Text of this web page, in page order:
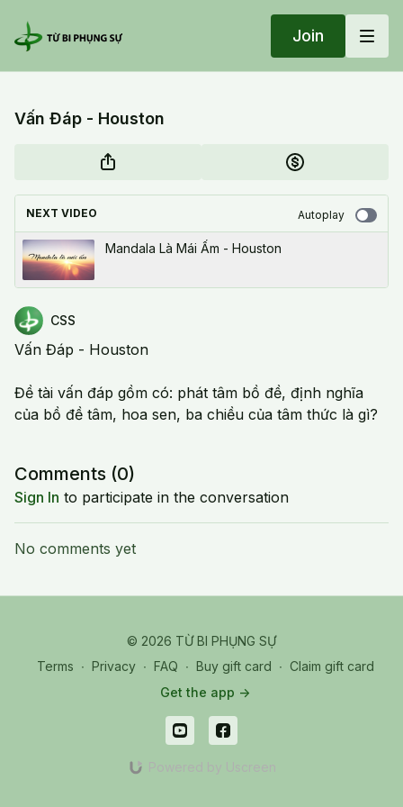
Join
Vấn Đáp - Houston
NEXT VIDEO Autoplay
Mandala Là Mái Ấm - Houston
CSS
Vấn Đáp - Houston
Đề tài vấn đáp gồm có: phát tâm bồ đề, định nghĩa
của bồ đề tâm, hoa sen, ba chiều của tâm thức là gì?
Comments (0)
Sign In to participate in the conversation
No comments yet
© 2026 TỪ BI PHỤNG SỰ
Terms ∙ Privacy ∙ FAQ ∙ Buy gift card ∙ Claim gift card
Get the app ->
Powered by Uscreen